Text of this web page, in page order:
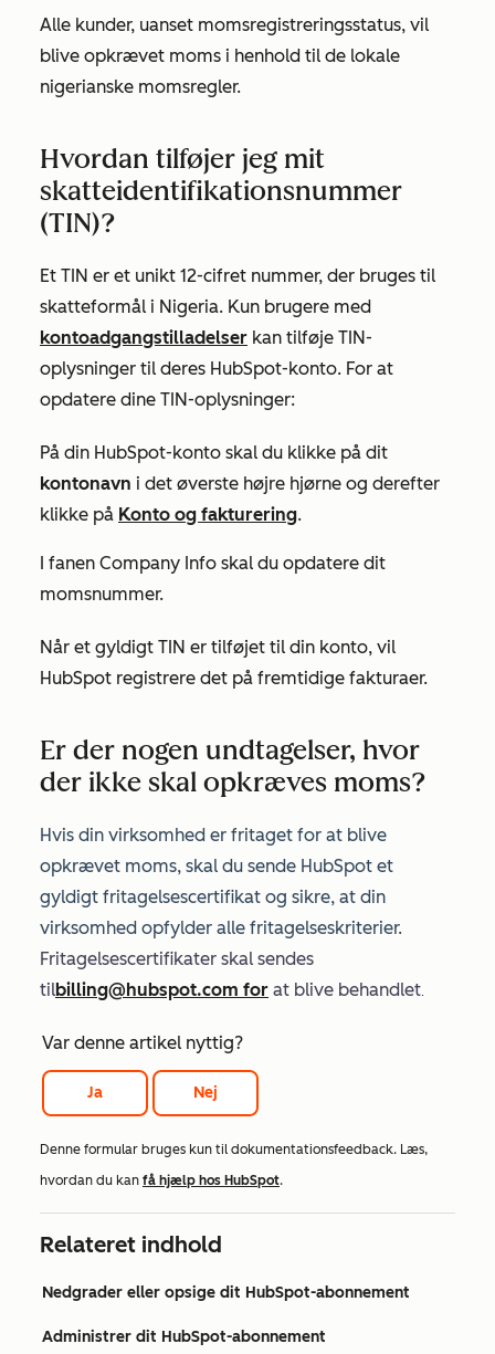
Alle kunder, uanset momsregistreringsstatus, vil
blive opkrævet moms i henhold til de lokale
nigerianske momsregler.
Hvordan tilføjer jeg mit
skatteidentifikationsnummer
(TIN)?
Et TIN er et unikt 12-cifret nummer, der bruges til
skatteformål i Nigeria. Kun brugere med
kontoadgangstilladelser kan tilføje TIN-
oplysninger til deres HubSpot-konto. For at
opdatere dine TIN-oplysninger:
På din HubSpot-konto skal du klikke på dit
kontonavn i det øverste højre hjørne og derefter
klikke på Konto og fakturering.
I fanen Company Info skal du opdatere dit
momsnummer.
Når et gyldigt TIN er tilføjet til din konto, vil
HubSpot registrere det på fremtidige fakturaer.
Er der nogen undtagelser, hvor
der ikke skal opkræves moms?
Hvis din virksomhed er fritaget for at blive
opkrævet moms, skal du sende HubSpot et
gyldigt fritagelsescertifikat og sikre, at din
virksomhed opfylder alle fritagelseskriterier.
Fritagelsescertifikater skal sendes
tilbilling@hubspot.com for at blive behandlet.
Var denne artikel nyttig?
Ja Nej
Denne formular bruges kun til dokumentationsfeedback. Læs,
hvordan du kan få hjælp hos HubSpot.
Relateret indhold
Nedgrader eller opsige dit HubSpot-abonnement
Administrer dit HubSpot-abonnement